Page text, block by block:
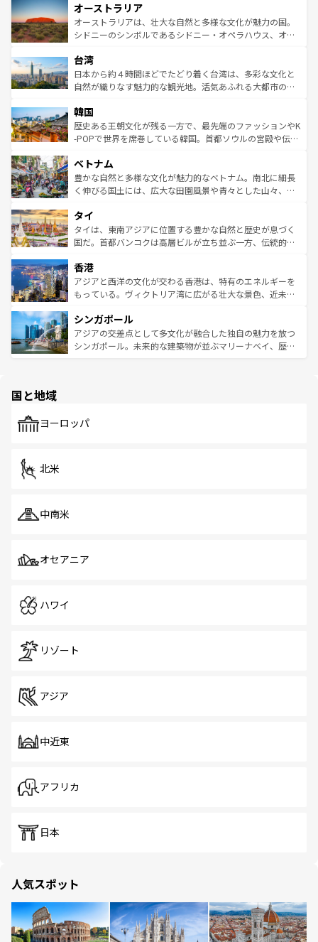
部のニューオーリンズでは、音楽と美食が融合した独特の
文化が魅力。旅行者はアメリカの各地域で異なる魅力を楽
しみながら、その多様性と豊かな歴史を感じることができ
ならではの贅沢な旅のスタイルだ。 なお、新着のアメリカ
情報はコンテンツ一覧を参照してほしい。
ワイ島は見逃せない。また、定番の観光地といえばオアフ
島だが、静かな自然を求めるならマウイ島やカウアイ島が
おすすめ。エメラルドグリーンに輝く海をはじめ、豊かな
れるおもてなしの心で訪れる人々を迎えてくれるハワイの
人々、おいしいローカルフードやハワイアンミュージッ
ク、伝統的なフラダンスなど、すべてがハワイの魅力を彩
ワイを、存分に味わってほしい。 なお、新着のハワイ情報
はコンテンツ一覧を参照してほしい。
オーストラリア
オーストラリアは、壮大な自然と多様な文化が魅力の国。
シドニーのシンボルであるシドニー・オペラハウス、オー
リアリーフや大陸中央部にそびえるウルル（エアーズロッ
ク）、タスマニアの美しい原生林やケアンズの熱帯雨林な
ど、見どころがたくさん。また、カフェやワイン、オージ
いる。アクティビティも充実しており、サーフィンやダイ
ビング、ハイキングなど、アウトドア好きにはたまらな
い。オーストラリアの多彩な魅力を存分に味わいつくそ
参照してほしい。
台湾
日本から約４時間ほどでたどり着く台湾は、多彩な文化と
自然が織りなす魅力的な観光地。活気あふれる大都市の台
ン）、静ひつな山岳地帯である台湾東部など、都市の喧騒
と山間の静けさが共存しており、訪れる人に新しい発見と
驚きをもたらしてくれる。また、奥深い台湾の食文化も魅
容にもいいと評判のスイーツなど、バラエティ豊かな料理
が味わえる。 なお、新着の台湾情報は コンテンツ一覧を参
照してほしい。
韓国
歴史ある王朝文化が残る一方で、最先端のファッションやK
-POPで世界を席巻している韓国。首都ソウルの宮殿や伝統
き、地方に足を延ばせば四季折々の自然美を楽しむことが
できる。そして、キムチや焼肉、絶品のストリートフード
まで、さまざまな韓国料理が待っている。夜には、韓国な
リティに包まれながら、韓国の多彩な魅力を心ゆくまで味
わってみてほしい。 なお、新着の韓国情報はコンテンツ一
覧を参照してほしい。
ベトナム
豊かな自然と多様な文化が魅力的なベトナム。南北に細長
く伸びる国土には、広大な田園風景や青々とした山々、世
急速な発展と共に伝統が息づく。ハノイの古い町並みやホ
ーチミン市のフランス統治時代の建物も、独特の雰囲気を
醸し出している。また、バラエティの豊かさとおいしさで
とつ。フォーやバインミー、ベトナムコーヒーなどは、ぜ
ひ現地で味わいたい。どの地域を訪れてもあたたかい人々
が旅行者を迎えてくれるので、きっと忘れられない旅にな
参照してほしい。
タイ
タイは、東南アジアに位置する豊かな自然と歴史が息づく
国だ。首都バンコクは高層ビルが立ち並ぶ一方、伝統的な
の活気が交差している。北部ではチェンマイなどの山岳地
帯で自然と触れ合い、南部ではプーケットやクラビの美し
いビーチでリゾート気分を楽しむことができる。タイ料理
激する。気候は一年中温暖で、どの季節にも異なる楽しみ
が待っている。親しみやすいタイの人々、仏教を中心とし
た文化、そして多様な観光資源が、訪れる旅人を魅了し続
香港
アジアと西洋の文化が交わる香港は、特有のエネルギーを
もっている。ヴィクトリア湾に広がる壮大な景色、近未来
み、どこを訪れても感動するはず。観光スポットが密集し
ており、効率よく見どころを回れるのも魅力。息をのむよ
うな絶景から文化的な体験まで、香港を存分に楽しみ尽く
シンガポール
アジアの交差点として多文化が融合した独自の魅力を放つ
シンガポール。未来的な建築物が並ぶマリーナベイ、歴史
で、ホーカーズは地元の風情を楽しめる外せないスポット
国と地域
ヨーロッパ
北米
中南米
オセアニア
ハワイ
リゾート
アジア
中近東
アフリカ
日本
人気スポット